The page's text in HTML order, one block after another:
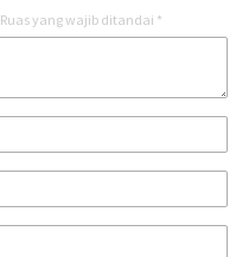
Ruas yang wajib ditandai *